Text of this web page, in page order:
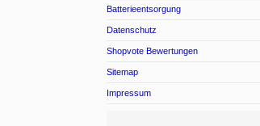
Batterieentsorgung
Datenschutz
Shopvote Bewertungen
Sitemap
Impressum